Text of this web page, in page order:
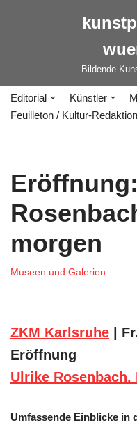
Bildende
Editorial Künstler
Feuilleton / Kultur-Redaktion
morgen
Museen und Galerien
ZKM Karlsruhe |
Eröffnung
Ulrike
Umfassende Einblicke in